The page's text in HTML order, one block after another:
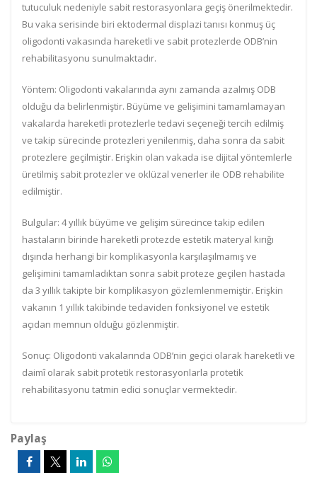
tutuculuk nedeniyle sabit restorasyonlara geçiş önerilmektedir.
Bu vaka serisinde biri ektodermal displazi tanısı konmuş üç
oligodonti vakasında hareketli ve sabit protezlerde ODB’nin
rehabilitasyonu sunulmaktadır.
Yöntem: Oligodonti vakalarında aynı zamanda azalmış ODB
olduğu da belirlenmiştir. Büyüme ve gelişimini tamamlamayan
vakalarda hareketli protezlerle tedavi seçeneği tercih edilmiş
ve takip sürecinde protezleri yenilenmiş, daha sonra da sabit
protezlere geçilmiştir. Erişkin olan vakada ise dijital yöntemlerle
üretilmiş sabit protezler ve oklüzal venerler ile ODB rehabilite
edilmiştir.
Bulgular: 4 yıllık büyüme ve gelişim sürecince takip edilen
hastaların birinde hareketli protezde estetik materyal kırığı
dışında herhangi bir komplikasyonla karşılaşılmamış ve
gelişimini tamamladıktan sonra sabit proteze geçilen hastada
da 3 yıllık takipte bir komplikasyon gözlemlenmemiştir. Erişkin
vakanın 1 yıllık takibinde tedaviden fonksiyonel ve estetik
açıdan memnun olduğu gözlenmiştir.
Sonuç: Oligodonti vakalarında ODB’nin geçici olarak hareketli ve
daimî olarak sabit protetik restorasyonlarla protetik
rehabilitasyonu tatmin edici sonuçlar vermektedir.
Paylaş